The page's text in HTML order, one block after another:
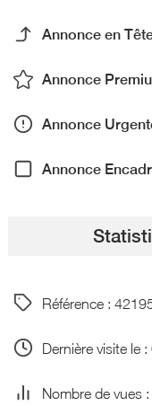
Annonce en
Annonce
Annonce
Annonce
Référence :
Dernière visite le
Nombre de vues